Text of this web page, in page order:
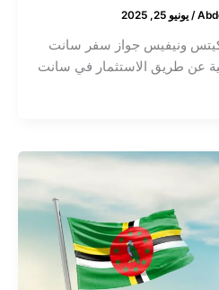
/ يونيو 25, 2025
ونيفيس جواز سفر سانت
الجنسية عن طريق الاستثمار في سانت